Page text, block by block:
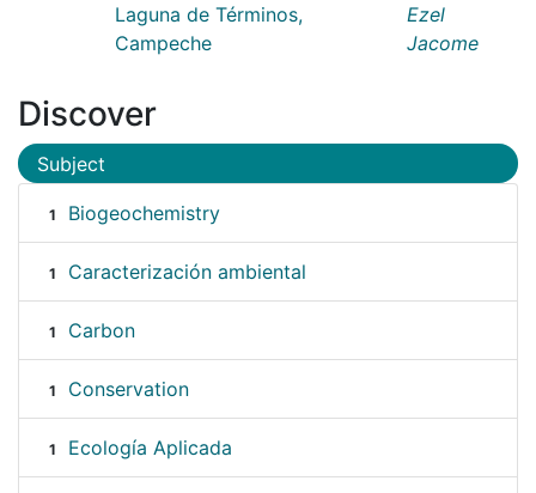
Laguna de Términos,
Campeche
Ezel
Jacome
Discover
Subject
1 Biogeochemistry
1 Caracterización ambiental
1 Carbon
1 Conservation
1 Ecología Aplicada